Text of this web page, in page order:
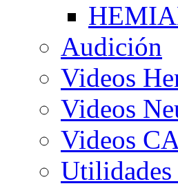
Audición
Videos
Videos
Videos